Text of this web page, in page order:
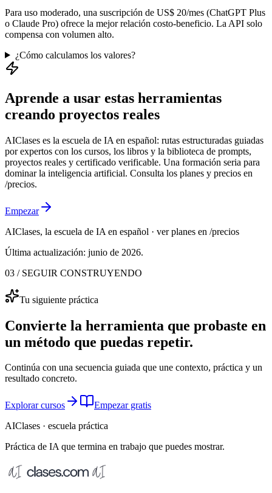
Para uso moderado, una suscripción de US$ 20/mes (ChatGPT Plus
o Claude Pro) ofrece la mejor relación costo-beneficio. La API solo
compensa con volumen alto.
¿Cómo calculamos los valores?
Aprende a usar estas herramientas
creando proyectos reales
AIClases es la escuela de IA en español: rutas estructuradas guiadas
por expertos con los cursos, los libros y la biblioteca de prompts,
proyectos reales y certificado verificable. Una formación seria para
dominar la inteligencia artificial. Consulta los planes y precios en
/precios.
Empezar
AIClases, la escuela de IA en español · ver planes en /precios
Última actualización: junio de 2026.
03 / SEGUIR CONSTRUYENDO
Tu siguiente práctica
Convierte la herramienta que probaste en
un método que puedas repetir.
Continúa con una secuencia guiada que une contexto, práctica y un
resultado concreto.
Explorar cursos
Empezar gratis
AIClases · escuela práctica
Práctica de IA que termina en trabajo que puedes mostrar.